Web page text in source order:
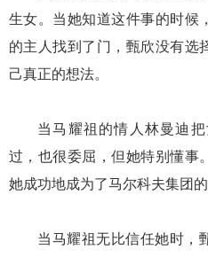
生女。当她知道这件事的时候
的主人找到了门，甄欣没有选
己真正的想法。
当马耀祖的情人林曼迪
过，也很委屈，但她特别懂事
她成功地成为了马尔科夫集团的
当马耀祖无比信任她时，